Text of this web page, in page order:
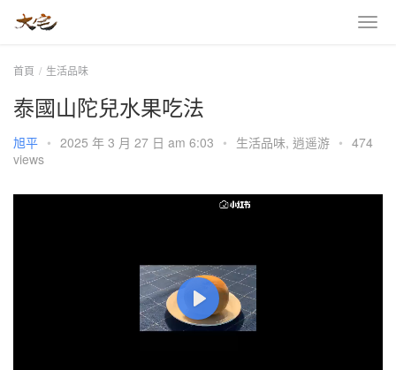
首頁 生活品味
泰國山陀兒水果吃法
旭平 • 2025 年 3 月 27 日 am 6:03 • 生活品味, 逍遥游 • 474
views
P